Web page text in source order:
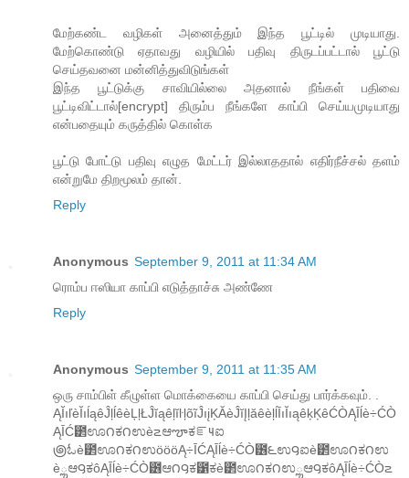
மேற்கண்ட வழிகள் அனைத்தும் இந்த பூட்டில் முடியாது.
மேற்கொண்டு ஏதாவது வழியில் பதிவு திருடப்பட்டால் பூட்டு
செய்தவனை மன்னித்துவிடுங்கள்
இந்த பூட்டுக்கு சாவியில்லை அதனால் நீங்கள் பதிவை
பூட்டிவிட்டால்[encrypt] திரும்ப நீங்களே காப்பி செய்யமுடியாது
என்பதையும் கருத்தில் கொள்க
பூட்டு போட்டு பதிவு எழுத மேட்டர் இல்லாததால் எதிர்நீச்சல் தளம்
என்றுமே திறமூலம் தான்.
Reply
Anonymous September 9, 2011 at 11:34 AM
ரொம்ப ஈஸியா காப்பி எடுத்தாச்சு அண்ணே
Reply
Anonymous September 9, 2011 at 11:35 AM
ஒரு சாம்பிள் கீழுள்ள மொக்கையை காப்பி செய்து பார்க்கவும். .
ĄĬıľèĬıĺąêĴļĺêèĻļŁĴĭąêļĭŀļõĩĴıįĶĂèĴĭĮļăêèļĺĪıĬıąêķĶêĆÒĄĪĺè÷ĆÒ
ĄĪĆ౲ಊ౧ಕ౧ಉè౽ಆౡಕౝ౺ಐ
౷ಓè౲ಊ౧ಕ౧ಉöööĄ÷ĪĆĄĪĺè÷ĆÒ౶౬ಉ౸ಐè౲ಊ౧ಕ౧ಉ
èౢಆ౸ಕôĄĪĺè÷ĆÒ౶ಆ౧౸ಕ౱ಕè౲ಊ౧ಕ౧ಉౢಆ౸ಕôĄĪĺè÷ĆÒ౽